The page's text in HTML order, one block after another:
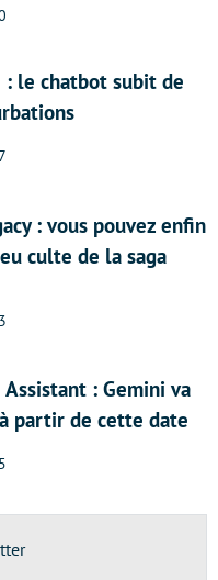
: le chatbot subit de
: vous pouvez enfin
culte de la saga
: Gemini va
partir de cette date